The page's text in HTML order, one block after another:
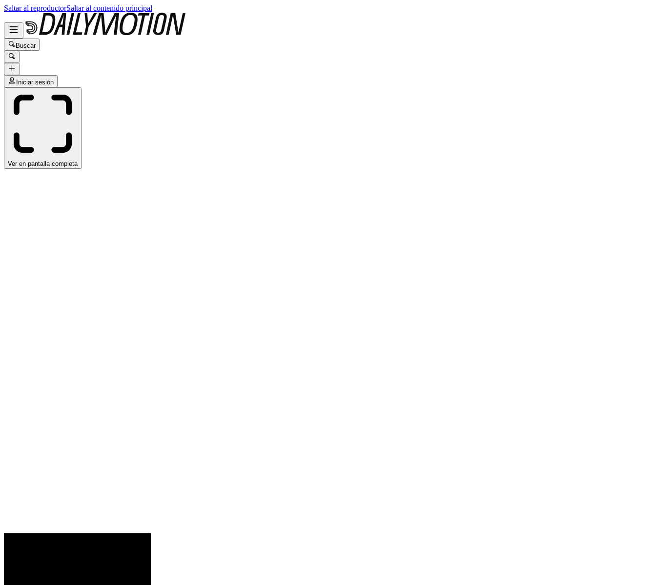
Saltar al reproductorSaltar al contenido principal
Buscar
Iniciar sesión
Ver en pantalla completa